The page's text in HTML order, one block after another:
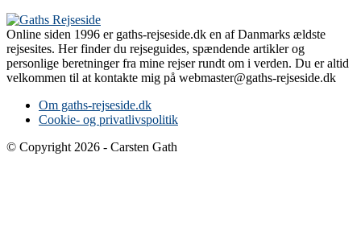
Online siden 1996 er gaths-rejseside.dk en af Danmarks ældste
rejsesites. Her finder du rejseguides, spændende artikler og
personlige beretninger fra mine rejser rundt om i verden. Du er altid
velkommen til at kontakte mig på webmaster@gaths-rejseside.dk
Om gaths-rejseside.dk
Cookie- og privatlivspolitik
© Copyright 2026 - Carsten Gath